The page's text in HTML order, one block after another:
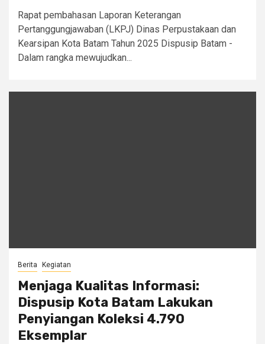
Rapat pembahasan Laporan Keterangan
Pertanggungjawaban (LKPJ) Dinas Perpustakaan dan
Kearsipan Kota Batam Tahun 2025 Dispusip Batam -
Dalam rangka mewujudkan...
Berita Kegiatan
Menjaga Kualitas Informasi:
Dispusip Kota Batam Lakukan
Penyiangan Koleksi 4.790
Eksemplar